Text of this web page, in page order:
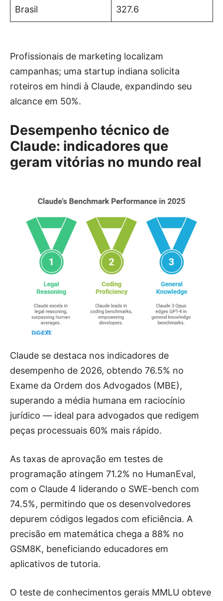
Brasil 327.6
Profissionais de marketing localizam
campanhas; uma startup indiana solicita
roteiros em hindi à Claude, expandindo seu
alcance em 50%.
Desempenho técnico de
Claude: indicadores que
geram vitórias no mundo real
Claude se destaca nos indicadores de
desempenho de 2026, obtendo 76.5% no
Exame da Ordem dos Advogados (MBE),
superando a média humana em raciocínio
jurídico — ideal para advogados que redigem
peças processuais 60% mais rápido.
As taxas de aprovação em testes de
programação atingem 71.2% no HumanEval,
com o Claude 4 liderando o SWE-bench com
74.5%, permitindo que os desenvolvedores
depurem códigos legados com eficiência. A
precisão em matemática chega a 88% no
GSM8K, beneficiando educadores em
aplicativos de tutoria.
O teste de conhecimentos gerais MMLU obteve